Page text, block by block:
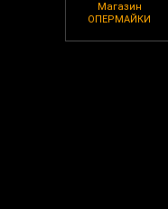
Магазин
ОПЕРМАЙКИ